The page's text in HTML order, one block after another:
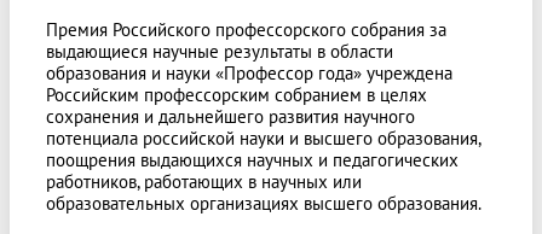
Премия Российского профессорского собрания за
выдающиеся научные результаты в области
образования и науки «Профессор года» учреждена
Российским профессорским собранием в целях
сохранения и дальнейшего развития научного
потенциала российской науки и высшего образования,
поощрения выдающихся научных и педагогических
работников, работающих в научных или
образовательных организациях высшего образования.